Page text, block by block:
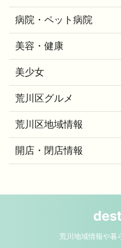
病院・ペット病院
美容・健康
美少女
荒川区グルメ
荒川区地域情報
開店・閉店情報
荒川地域情報や暮